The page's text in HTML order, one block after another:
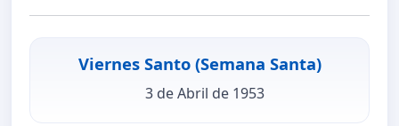
Viernes Santo (Semana Santa)
3 de Abril de 1953